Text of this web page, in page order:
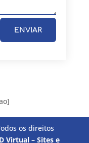
ENVIAR
os direitos
Virtual – Sites e